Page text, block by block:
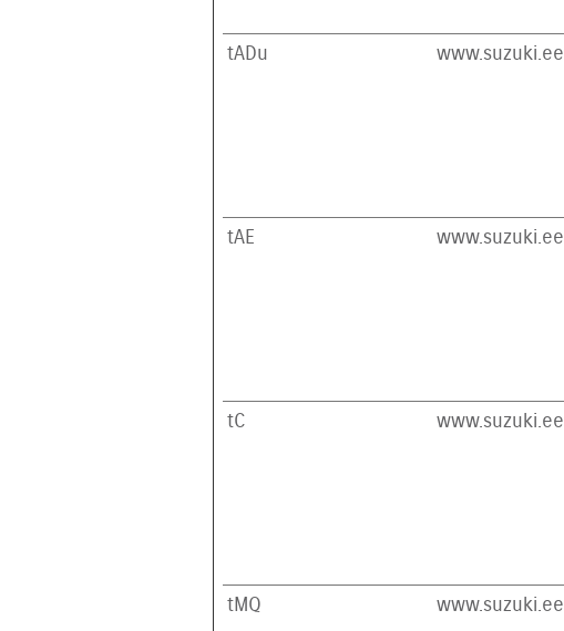
tADu www.suzuki.ee
tAE www.suzuki.ee
tC www.suzuki.ee
tMQ www.suzuki.ee